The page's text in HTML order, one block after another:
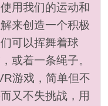
用我们的运动和
来创造一个积极
可以挥舞着球
或着一条绳子。
游戏，简单但不
又不失挑战，用